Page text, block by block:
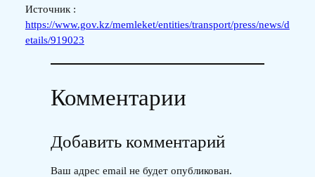
Источник :
https://www.gov.kz/memleket/entities/transport/press/news/d
etails/919023
Комментарии
Добавить комментарий
Ваш адрес email не будет опубликован.